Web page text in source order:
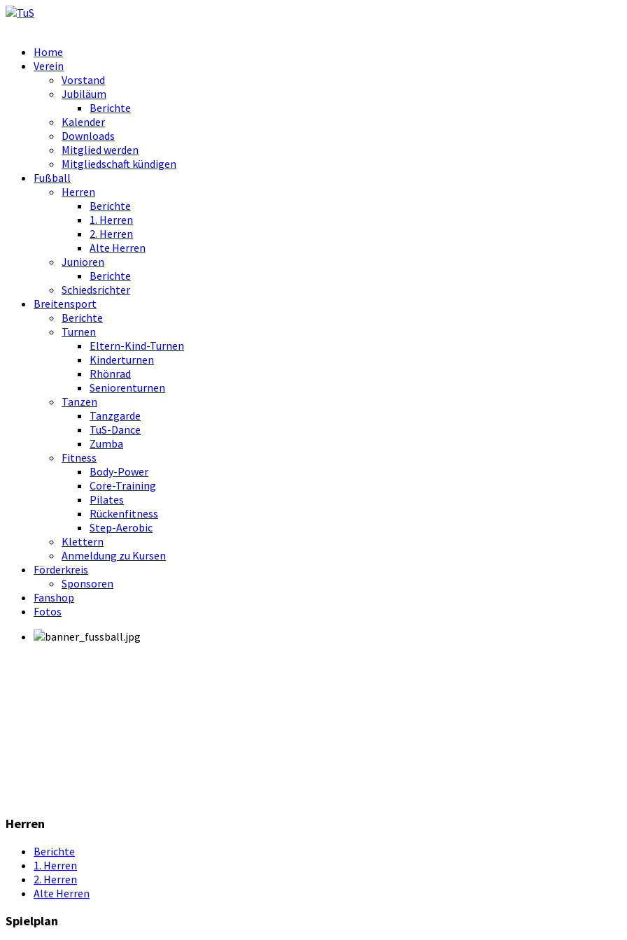
Home
Verein
Vorstand
Jubiläum
Berichte
Kalender
Downloads
Mitglied werden
Mitgliedschaft kündigen
Fußball
Herren
Berichte
1. Herren
2. Herren
Alte Herren
Junioren
Berichte
Schiedsrichter
Breitensport
Berichte
Turnen
Eltern-Kind-Turnen
Kinderturnen
Rhönrad
Seniorenturnen
Tanzen
Tanzgarde
TuS-Dance
Zumba
Fitness
Body-Power
Core-Training
Pilates
Rückenfitness
Step-Aerobic
Klettern
Anmeldung zu Kursen
Förderkreis
Sponsoren
Fanshop
Fotos
Herren
Berichte
1. Herren
2. Herren
Alte Herren
Spielplan